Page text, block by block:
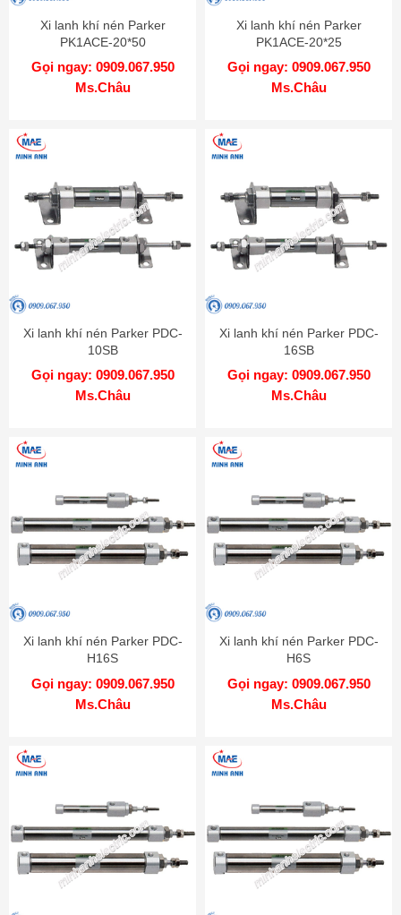
Xi lanh khí nén Parker
PK1ACE-20*50
Gọi ngay: 0909.067.950
Ms.Châu
Xi lanh khí nén Parker
PK1ACE-20*25
Gọi ngay: 0909.067.950
Ms.Châu
Xi lanh khí nén Parker PDC-
10SB
Gọi ngay: 0909.067.950
Ms.Châu
Xi lanh khí nén Parker PDC-
16SB
Gọi ngay: 0909.067.950
Ms.Châu
Xi lanh khí nén Parker PDC-
H16S
Gọi ngay: 0909.067.950
Ms.Châu
Xi lanh khí nén Parker PDC-
H6S
Gọi ngay: 0909.067.950
Ms.Châu